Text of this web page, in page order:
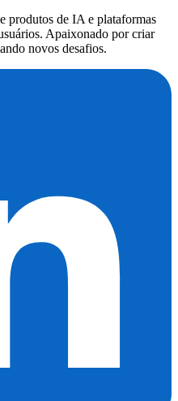
produtos de IA e plataformas
Apaixonado por criar
novos desafios.